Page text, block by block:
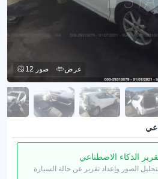
12 صور عرض
الذكاء الاصطناعي
الصور وإعداد تقرير عن حالة السيارة